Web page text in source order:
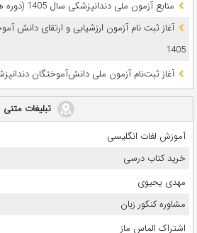
ﻣﻨﺎﺑﻊ آزﻣﻮن ﻣﻠﯽ دندانپزشکی سال 1405 (دوره های 25 و 26)
آغاز ثبت نام آزمون‌ ارزشیابی و ارتقای دانش
1405
آغاز ثبت‌نام آزمون ملی دانش‌آموختگان
تبلیغات متنی
آموزش لغات انگلیسی
خرید کتاب درسی
مهدی یحیوی
مشاوره کنکور زبان
اشتراک الماس ماز